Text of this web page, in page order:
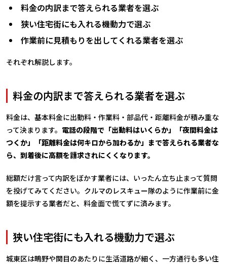
料金の内訳まで答えられる業者を選ぶ
狭い住宅街にも入れる機動力で選ぶ
作業前に見積もりを出してくれる業者を選ぶ
それぞれ解説します。
料金の内訳まで答えられる業者を選ぶ
料金は、基本料金に出動料・作業料・部品代・距離料金が積み重な
って決まります。 電話の段階で「出動料はいくらか」「夜間料金は
つくか」「距離料金は何キロから加わるか」まで答えられる業者な
ら、到着後に高額を請求されにくくなります。
総額だけ言って内訳をぼかす業者には、いったん立ち止まって質問
を投げてみてください。クルマのレスキュー隊のように作業前に金
額を提示する業者だと、料金面で慌てずに済みます。
狭い住宅街にも入れる機動力で選ぶ
城東区は鴫野や関目のあたりに生活道路が細く、一方通行も多い住